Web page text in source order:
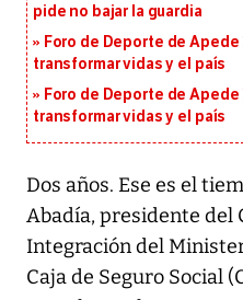
pide no bajar la guardia
Foro de Deporte de Apede
transformar vidas y el país
Foro de Deporte de Apede
transformar vidas y el país
Dos años. Ese es el
Abadía, presidente del
Integración del
Caja de Seguro Social